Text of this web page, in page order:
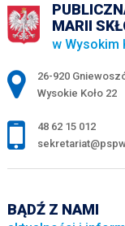
MARII
w Wysokim
Adres pocztowy:
26-920
Wysokie Koło 22
48 62 15 012
BĄDŹ Z NAMI